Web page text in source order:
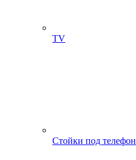
ТV
Стойки под телефон